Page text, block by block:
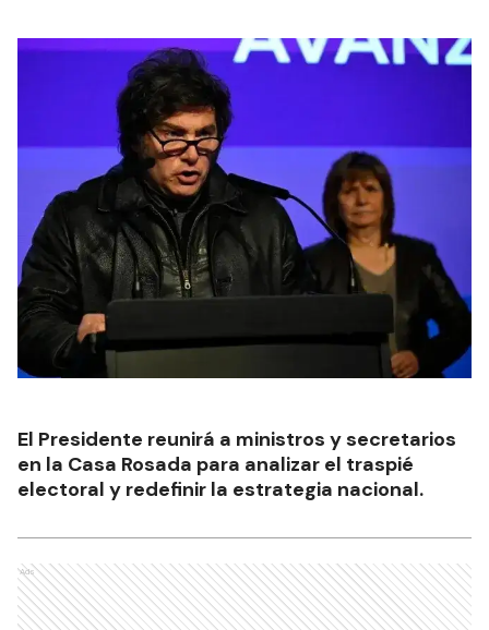
El Presidente reunirá a ministros y secretarios
en la Casa Rosada para analizar el traspié
electoral y redefinir la estrategia nacional.
Ads